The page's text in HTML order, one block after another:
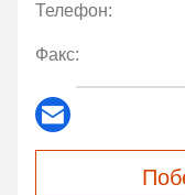
Телефон:
Факс: